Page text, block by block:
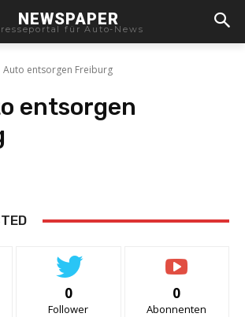
NEWSPAPER
für Auto-News
Auto entsorgen Freiburg
entsorgen
0
Follower
0
Abonnenten